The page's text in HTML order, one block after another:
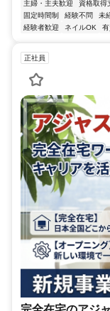
主婦・主夫歓迎
資格取得
固定時間制
経験不問 未
経験者歓迎
ネイルOK
正社員